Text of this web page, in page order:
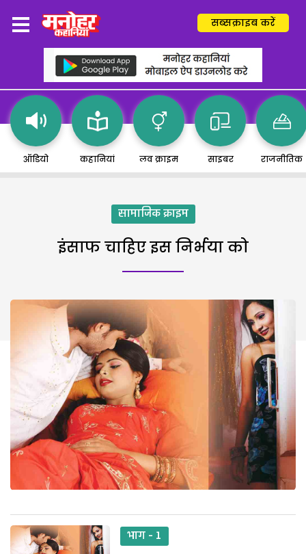
सब्सक्राइब करें
ऑडियो कहानियां लव क्राइम साइबर राजनीतिक
सामाजिक क्राइम
इंसाफ चाहिए इस निर्भया को
भाग - 1